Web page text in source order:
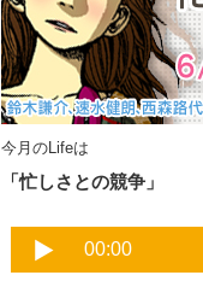
今月のLifeは
「忙しさとの競争」